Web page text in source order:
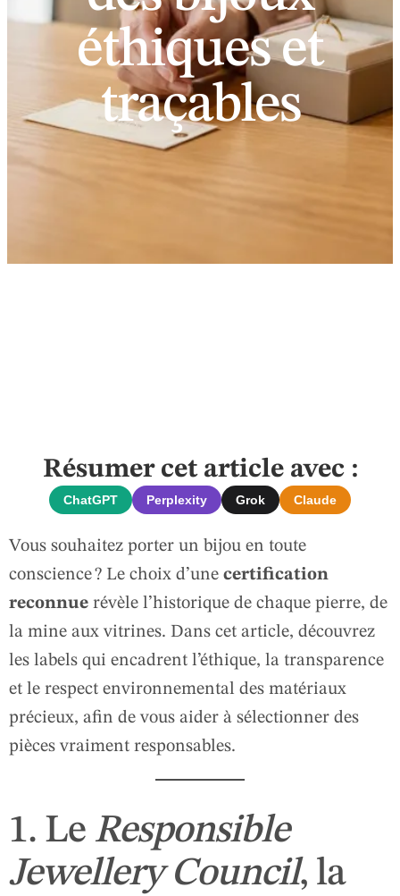
éthiques et
traçables
Résumer cet article avec :
ChatGPT Perplexity Grok Claude
Vous souhaitez porter un bijou en toute
conscience ? Le choix d’une certification
reconnue révèle l’historique de chaque pierre, de
la mine aux vitrines. Dans cet article, découvrez
les labels qui encadrent l’éthique, la transparence
et le respect environnemental des matériaux
précieux, afin de vous aider à sélectionner des
pièces vraiment responsables.
1. Le Responsible
Jewellery Council, la